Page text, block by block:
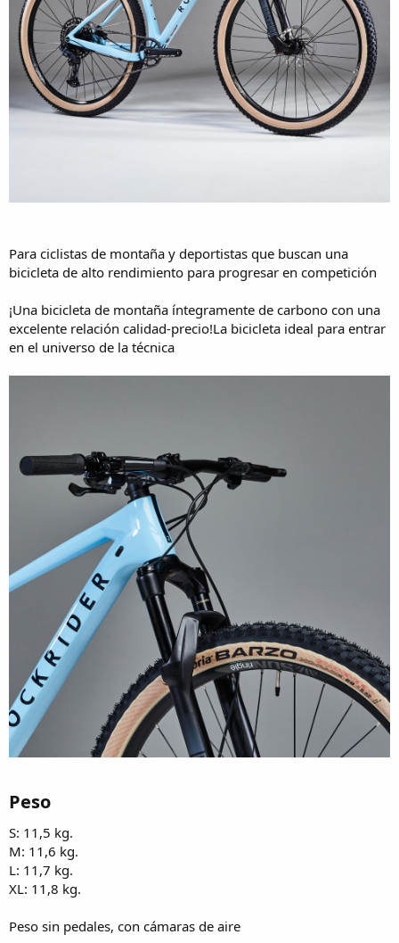
Para ciclistas de montaña y deportistas que buscan una
bicicleta de alto rendimiento para progresar en competición
¡Una bicicleta de montaña íntegramente de carbono con una
excelente relación calidad-precio!La bicicleta ideal para entrar
en el universo de la técnica
Peso​
S: 11,5 kg.
M: 11,6 kg.
L: 11,7 kg.
XL: 11,8 kg.
Peso sin pedales, con cámaras de aire